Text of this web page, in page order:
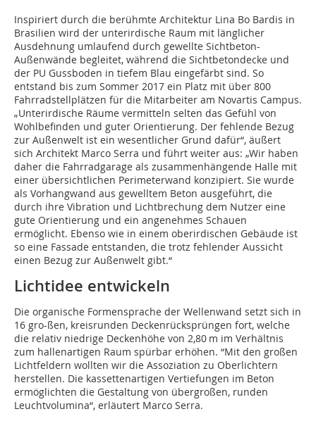
Inspiriert durch die berühmte Architektur Lina Bo Bardis in
Brasilien wird der unterirdische Raum mit länglicher
Ausdehnung umlaufend durch gewellte Sichtbeton-
Außenwände begleitet, während die Sichtbetondecke und
der PU Gussboden in tiefem Blau eingefärbt sind. So
entstand bis zum Sommer 2017 ein Platz mit über 800
Fahrradstellplätzen für die Mitarbeiter am Novartis Campus.
„Unterirdische Räume vermitteln selten das Gefühl von
Wohlbefinden und guter Orientierung. Der fehlende Bezug
zur Außenwelt ist ein wesentlicher Grund dafür“, äußert
sich Architekt Marco Serra und führt weiter aus: „Wir haben
daher die Fahrradgarage als zusammenhängende Halle mit
einer übersichtlichen Perimeterwand konzipiert. Sie wurde
als Vorhangwand aus gewelltem Beton aus­geführt, die
durch ihre Vibration und Lichtbrechung dem Nutzer eine
gute Orientierung und ein angenehmes Schauen
ermöglicht. Ebenso wie in einem oberirdischen Gebäude ist
so eine Fassade entstanden, die trotz fehlender Aussicht
einen Bezug zur Außenwelt gibt.“
Lichtidee entwickeln
Die organische Formensprache der Wellenwand setzt sich in
16 gro-ßen, kreisrunden Deckenrücksprüngen fort, welche
die relativ niedrige Deckenhöhe von 2,80 m im Verhältnis
zum hallenartigen Raum spürbar erhöhen. “Mit den großen
Lichtfeldern wollten wir die Assoziation zu Oberlichtern
herstellen. Die kassettenartigen Vertiefungen im Beton
ermöglichten die Gestaltung von übergroßen, runden
Leuchtvolumina“, erläutert Marco Serra.